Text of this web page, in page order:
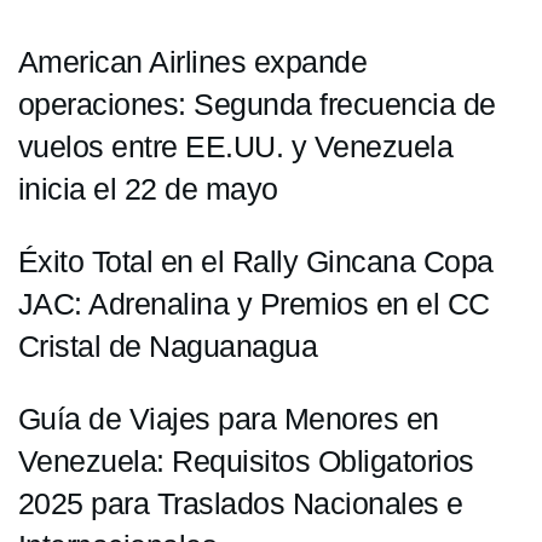
American Airlines expande
operaciones: Segunda frecuencia de
vuelos entre EE.UU. y Venezuela
inicia el 22 de mayo
Éxito Total en el Rally Gincana Copa
JAC: Adrenalina y Premios en el CC
Cristal de Naguanagua
Guía de Viajes para Menores en
Venezuela: Requisitos Obligatorios
2025 para Traslados Nacionales e